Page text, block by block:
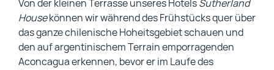
Von der kleinen Terrasse unseres HotelsSutherland
Housekönnen wir während des Frühstücks quer über
das ganze chilenische Hoheitsgebiet schauen und
den auf argentinischem Terrain emporragenden
Aconcagua erkennen, bevor er im Laufe des